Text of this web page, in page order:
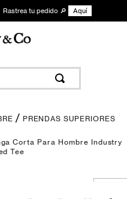
Rastrea tu pedido 🔎 Aquí
PRENDAS SUPERIORES
Corta Para Hombre Industry
Tee